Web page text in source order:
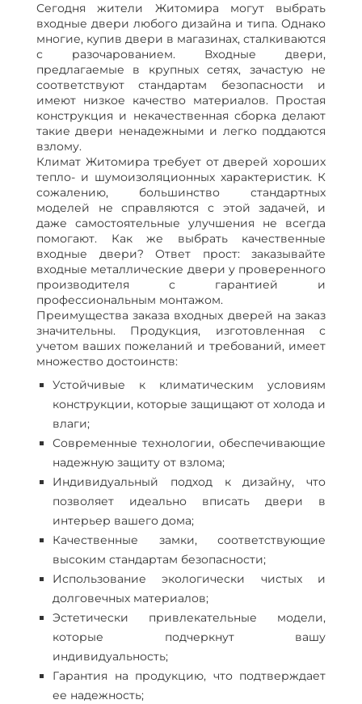
Сегодня жители Житомира могут выбрать
входные двери любого дизайна и типа. Однако
многие, купив двери в магазинах, сталкиваются
с разочарованием. Входные двери,
предлагаемые в крупных сетях, зачастую не
соответствуют стандартам безопасности и
имеют низкое качество материалов. Простая
конструкция и некачественная сборка делают
такие двери ненадежными и легко поддаются
взлому.
Климат Житомира требует от дверей хороших
тепло- и шумоизоляционных характеристик. К
сожалению, большинство стандартных
моделей не справляются с этой задачей, и
даже самостоятельные улучшения не всегда
помогают. Как же выбрать качественные
входные двери? Ответ прост: заказывайте
входные металлические двери у проверенного
производителя с гарантией и
профессиональным монтажом.
Преимущества заказа входных дверей на заказ
значительны. Продукция, изготовленная с
учетом ваших пожеланий и требований, имеет
множество достоинств:
Устойчивые к климатическим условиям
конструкции, которые защищают от холода и
влаги;
Современные технологии, обеспечивающие
надежную защиту от взлома;
Индивидуальный подход к дизайну, что
позволяет идеально вписать двери в
интерьер вашего дома;
Качественные замки, соответствующие
высоким стандартам безопасности;
Использование экологически чистых и
долговечных материалов;
Эстетически привлекательные модели,
которые подчеркнут вашу
индивидуальность;
Гарантия на продукцию, что подтверждает
ее надежность;